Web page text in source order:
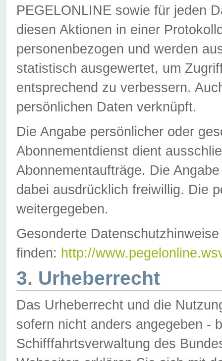
PEGELONLINE sowie für jeden
diesen Aktionen in einer
personenbezogen und werden
statistisch ausgewertet, um
entsprechend zu verbessern.
persönlichen Daten verknüpft.
Die Angabe persönlicher oder
Abonnementdienst dient
Abonnementaufträge. Die
dabei ausdrücklich freiwillig. Die
weitergegeben.
Gesonderte
finden: http://
3. Urheberrecht
Das Urheberrecht und die
sofern nicht anders angegeben -
Schifffahrtsverwaltung des